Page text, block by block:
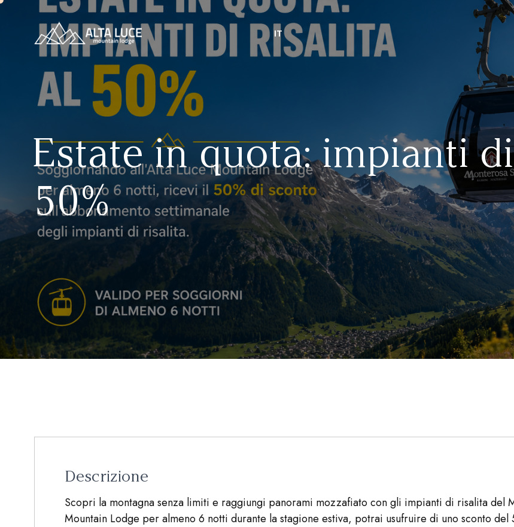
IT
Estate in quota: impianti
50%
Descrizione
Scopri la montagna senza limiti e raggiungi panorami mozzafiato con gli impianti di risalita del
Mountain Lodge per almeno 6 notti durante la stagione estiva, potrai usufruire di uno sconto del